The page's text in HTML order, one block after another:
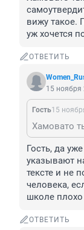
вижу такое.
уж хочется
ОТВЕТИТЬ
15 ноября
Гость15
Гость, да
указывают
тексте и не
человека,
школе плохо
ОТВЕТИТЬ